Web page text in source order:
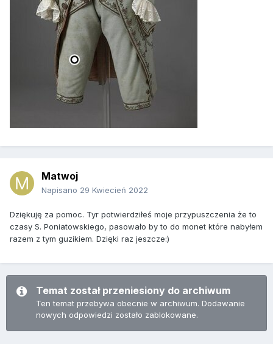
Matwoj
Napisano 29 Kwiecień 2022
Dziękuję za pomoc. Tyr potwierdziłeś moje przypuszczenia że to
czasy S. Poniatowskiego, pasowało by to do monet które nabyłem
razem z tym guzikiem. Dzięki raz jeszcze:)
Temat został przeniesiony do archiwum
Ten temat przebywa obecnie w archiwum. Dodawanie
nowych odpowiedzi zostało zablokowane.